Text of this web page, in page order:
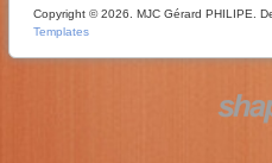
Copyright © 2026. MJC Gérard PHILIPE.
Templates